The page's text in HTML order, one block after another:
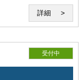
詳細
受付中